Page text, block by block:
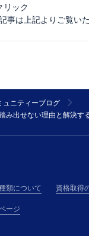
リック
事は上記よりご覧いた
ュニティーブログ
み出せない理由と解決す
類について 資格取得
ージ